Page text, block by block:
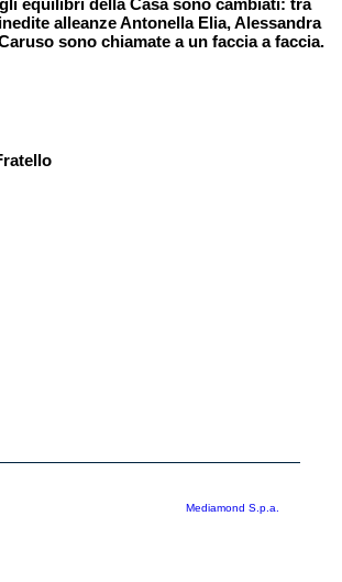
alleanze Antonella Elia, Alessandra
sono chiamate a un faccia a faccia.
Mediamond S.p.a.